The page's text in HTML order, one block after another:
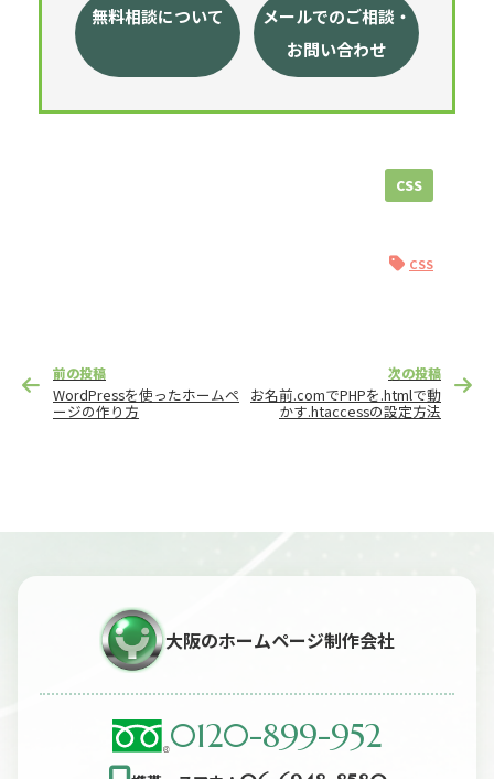
無料相談について
メールでのご相談・
お問い合わせ
CSS
CSS
稿
ョ
前の投稿
WordPressを使ったホームペ
ージの作り方
次の投稿
お名前.comでPHPを.htmlで動
かす.htaccessの設定方法
大阪のホームページ制作会社
0120-899-952